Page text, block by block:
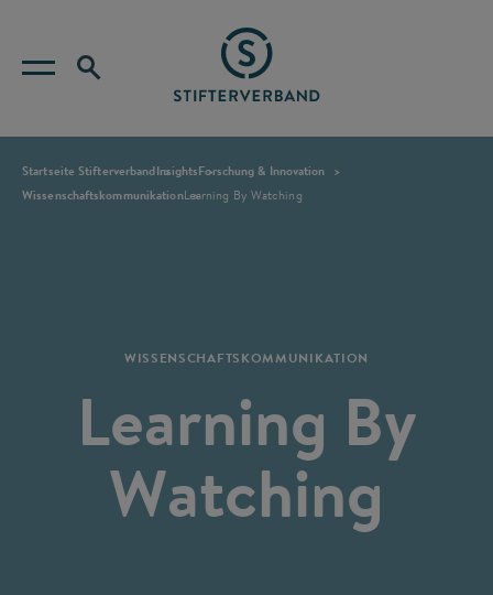
Startseite StifterverbandInsightsForschung & Innovation
WissenschaftskommunikationLearning By Watching
WISSENSCHAFTSKOMMUNIKATION
Learning By
Watching